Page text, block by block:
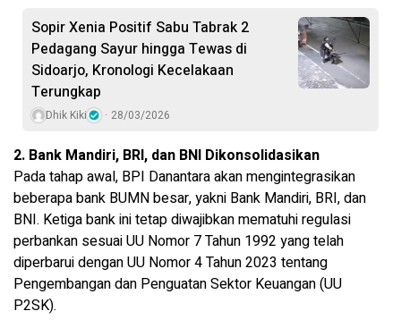
Sopir Xenia Positif Sabu Tabrak 2
Pedagang Sayur hingga Tewas di
Sidoarjo, Kronologi Kecelakaan
Terungkap
Dhik Kiki 28/03/2026
2. Bank Mandiri, BRI, dan BNI Dikonsolidasikan
Pada tahap awal, BPI Danantara akan mengintegrasikan
beberapa bank BUMN besar, yakni Bank Mandiri, BRI, dan
BNI. Ketiga bank ini tetap diwajibkan mematuhi regulasi
perbankan sesuai UU Nomor 7 Tahun 1992 yang telah
diperbarui dengan UU Nomor 4 Tahun 2023 tentang
Pengembangan dan Penguatan Sektor Keuangan (UU
P2SK).